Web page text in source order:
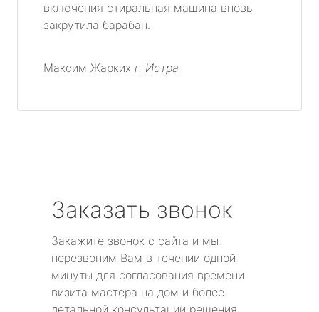
включения стиральная машина вновь
закрутила барабан.
Максим Жарких г. Истра
Заказать звонок
Закажите звонок с сайта и мы
перезвоним Вам в течении одной
минуты для согласования времени
визита мастера на дом и более